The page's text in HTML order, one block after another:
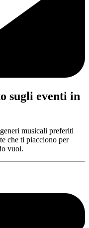
sugli eventi in
musicali preferiti
che ti piacciono per
vuoi.